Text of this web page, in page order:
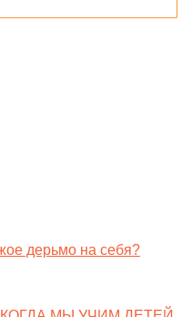
дерьмо на себя?